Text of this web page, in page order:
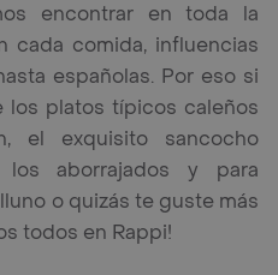
encontrar en toda la
cada comida, influencias
españolas. Por eso si
los platos típicos caleños
el exquisito sancocho
los aborrajados y para
o quizás te guste más
todos en Rappi!